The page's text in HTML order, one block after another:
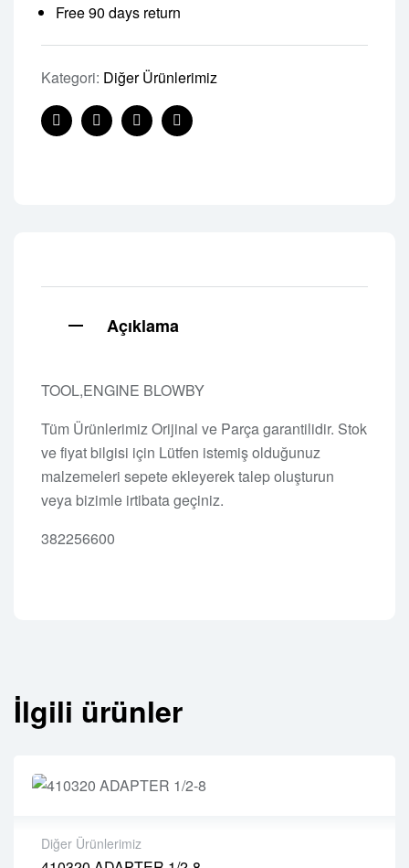
Free 90 days return
Kategori: Diğer Ürünlerimiz
FacebookTwitterLinkedinPinterest
Açıklama
TOOL,ENGINE BLOWBY
Tüm Ürünlerimiz Orijinal ve Parça garantilidir. Stok
ve fiyat bilgisi için Lütfen istemiş olduğunuz
malzemeleri sepete ekleyerek talep oluşturun
veya bizimle irtibata geçiniz.
382256600
İlgili ürünler
Diğer Ürünlerimiz